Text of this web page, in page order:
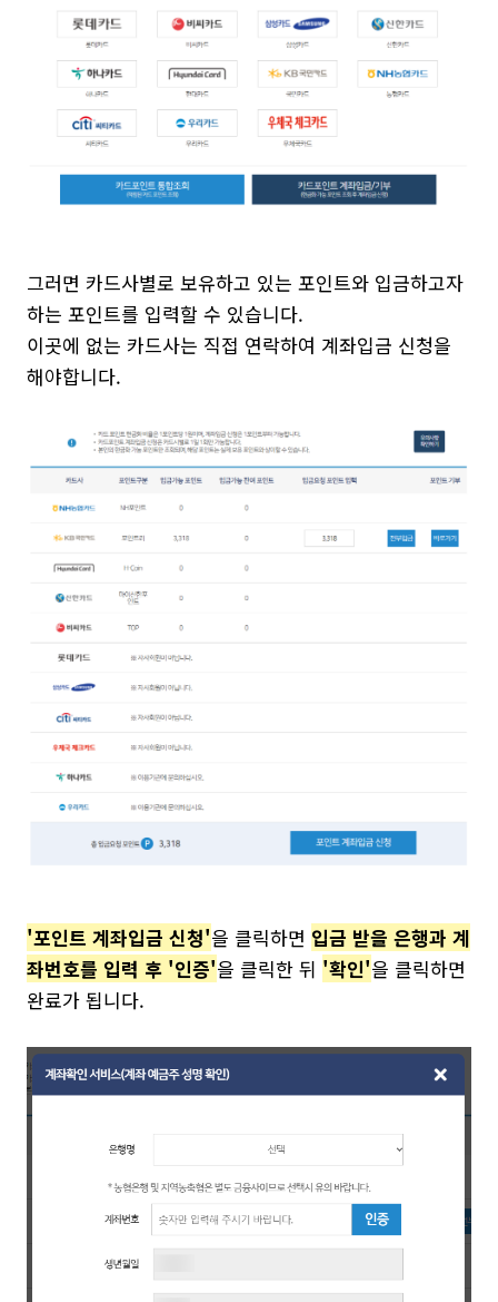
그러면 카드사별로 보유하고 있는 포인트와 입금하고자
하는 포인트를 입력할 수 있습니다.
이곳에 없는 카드사는 직접 연락하여 계좌입금 신청을
해야합니다.
'포인트 계좌입금 신청'을 클릭하면 입금 받을 은행과 계
좌번호를 입력 후 '인증'을 클릭한 뒤 '확인'을 클릭하면
완료가 됩니다.